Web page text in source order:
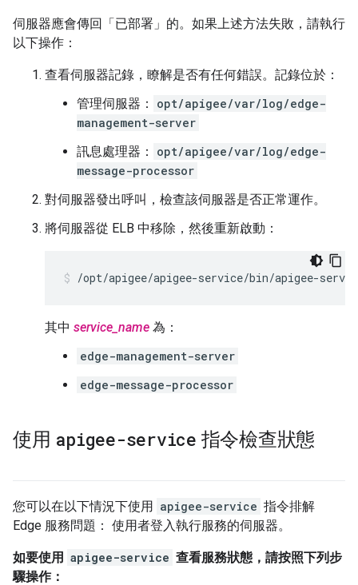
伺服器應會傳回「已部署」的。如果上述方法失敗，請執行
以下操作：
查看伺服器記錄，瞭解是否有任何錯誤。記錄位於：
管理伺服器：
opt/apigee/var/log/edge-
management-server
訊息處理器：
opt/apigee/var/log/edge-
message-processor
對伺服器發出呼叫，檢查該伺服器是否正常運作。
將伺服器從 ELB 中移除，然後重新啟動：
/opt/apigee/apigee-service/bin/apigee-
其中 service_name 為：
edge-management-server
edge-message-processor
使用 apigee-service 指令檢查狀態
您可以在以下情況下使用 apigee-service 指令排解
Edge 服務問題： 使用者登入執行服務的伺服器。
如要使用 apigee-service 查看服務狀態，請按照下列步
驟操作：